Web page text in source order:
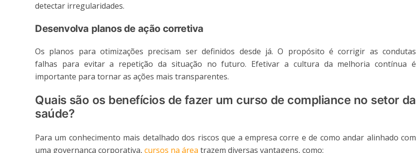
detectar irregularidades.
Desenvolva planos de ação corretiva
Os planos para otimizações precisam ser definidos desde já. O propósito é corrigir as condutas
falhas para evitar a repetição da situação no futuro. Efetivar a cultura da melhoria contínua é
importante para tornar as ações mais transparentes.
Quais são os benefícios de fazer um curso de compliance no setor da
saúde?
Para um conhecimento mais detalhado dos riscos que a empresa corre e de como andar alinhado com
uma governança corporativa, cursos na área trazem diversas vantagens, como: